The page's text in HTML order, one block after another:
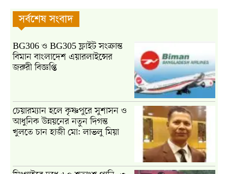
সর্বশেষ সংবাদ
BG306 ও BG305 ফ্লাইট সংক্রান্ত
বিমান বাংলাদেশ এয়ারলাইন্সের
জরুরী বিজ্ঞপ্তি
চেয়ারম্যান হলে কৃষ্ণপুরে সুশাসন ও
আধুনিক উন্নয়নের নতুন দিগন্ত
খুলতে চান হাজী মো: লাভলু মিয়া